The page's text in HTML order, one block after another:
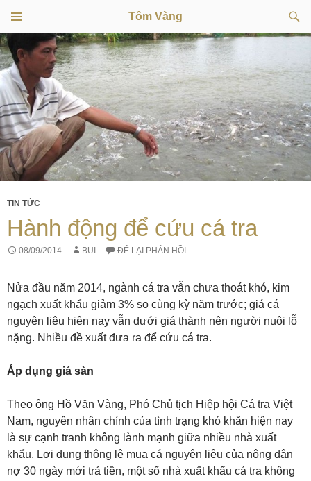
Tôm Vàng
kiếm
TRÌNH
ĐƠN
CƠ SỞ
CHUYỂN
ĐẾN
NỘI
DUNG
TIN TỨC
Hành động để cứu cá tra
08/09/2014 BUI ĐỂ LẠI PHẢN HỒI
Nửa đầu năm 2014, ngành cá tra vẫn chưa thoát khó, kim
ngạch xuất khẩu giảm 3% so cùng kỳ năm trước; giá cá
nguyên liệu hiện nay vẫn dưới giá thành nên người nuôi lỗ
nặng. Nhiều đề xuất đưa ra để cứu cá tra.
Áp dụng giá sàn
Theo ông Hồ Văn Vàng, Phó Chủ tịch Hiệp hội Cá tra Việt
Nam, nguyên nhân chính của tình trạng khó khăn hiện nay
là sự cạnh tranh không lành mạnh giữa nhiều nhà xuất
khẩu. Lợi dụng thông lệ mua cá nguyên liệu của nông dân
nợ 30 ngày mới trả tiền, một số nhà xuất khẩu cá tra không